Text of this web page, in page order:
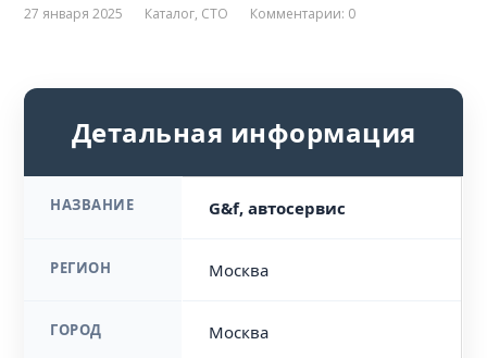
27 января 2025 Каталог, СТО Комментарии: 0
Детальная информация
НАЗВАНИЕ G&f, автосервис
РЕГИОН Москва
ГОРОД Москва